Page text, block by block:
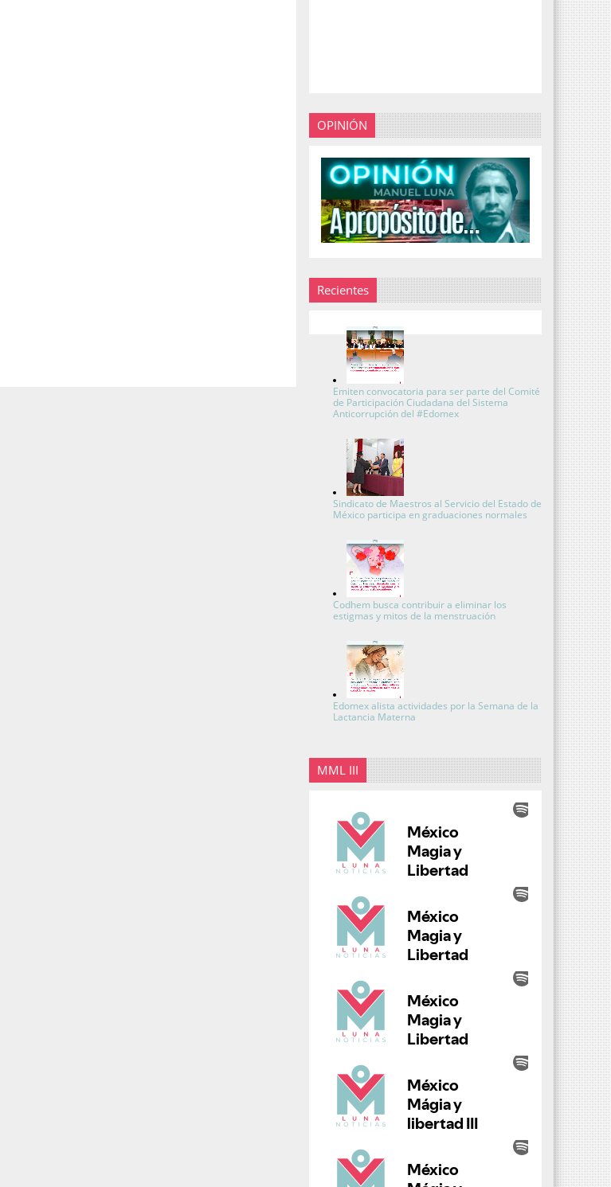
OPINIÓN
Recientes
Emiten convocatoria para ser parte del Comité
de Participación Ciudadana del Sistema
Anticorrupción del #Edomex
Sindicato de Maestros al Servicio del Estado de
México participa en graduaciones normales
Codhem busca contribuir a eliminar los
estigmas y mitos de la menstruación
Edomex alista actividades por la Semana de la
Lactancia Materna
MML III